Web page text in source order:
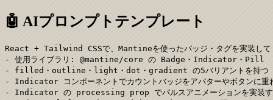
🤖 AIプロンプトテンプレート
React + Tailwind CSSで、Mantineを使ったバッジ・タグを実装して
- 使用ライブラリ: @mantine/core の Badge・Indicator・Pill
- filled・outline・light・dot・gradient の5バリアントを持つ
- Indicator コンポーネントでカウントバッジをアバターやボタンに重
- Indicator の processing prop でパルスアニメーションを実装す